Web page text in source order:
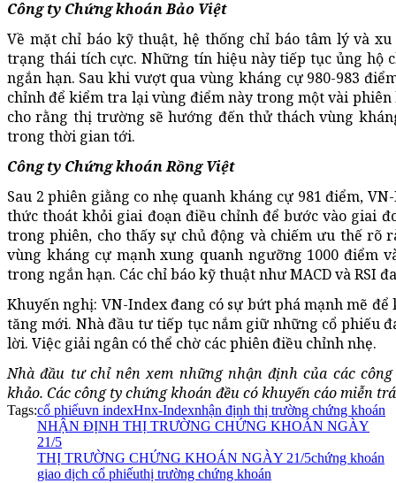
Công ty Chứng khoán Bảo Việt
Về mặt chỉ báo kỹ thuật, hệ thống chỉ báo tâm lý và
trạng thái tích cực. Những tín hiệu này tiếp tục ủng hộ
ngắn hạn. Sau khi vượt qua vùng kháng cự 980-983
chỉnh để kiểm tra lại vùng điểm này trong một vài phiên
cho rằng thị trường sẽ hướng đến thử thách vùng
trong thời gian tới.
Công ty Chứng khoán Rồng Việt
Sau 2 phiên giằng co nhẹ quanh kháng cự 981 điểm,
thức thoát khỏi giai đoạn điều chỉnh để bước vào giai
trong phiên, cho thấy sự chủ động và chiếm ưu thế rõ
vùng kháng cự mạnh xung quanh ngưỡng 1000 điểm
trong ngắn hạn. Các chỉ báo kỹ thuật như MACD và RSI
Khuyến nghị: VN-Index đang có sự bứt phá mạnh mẽ
tăng mới. Nhà đầu tư tiếp tục nắm giữ những cổ phiếu
lời. Việc giải ngân có thể chờ các phiên điều chỉnh nhẹ.
Nhà đầu tư chỉ nên xem những nhận định của các
khảo. Các công ty chứng khoán đều có khuyến cáo miễn
Tags:cổ phiếuvn indexHnx-Indexnhận định thị trường chứng khoán
NHẬN ĐỊNH THỊ TRƯỜNG CHỨNG KHOÁN NGÀY
21/5
THỊ TRƯỜNG CHỨNG KHOÁN NGÀY 21/5chứng khoán
giao dịch cổ phiếuthị trường chứng khoán